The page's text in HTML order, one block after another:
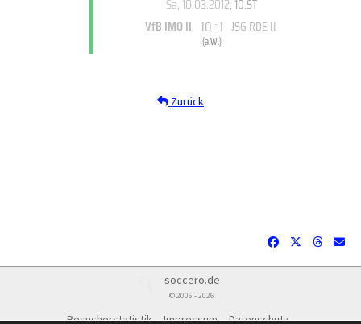
Sa, 10.03.2012, 10.ST
VfB IMO II 10 : 1
(a.W.)
JSG RDE II
Zurück
soccero.de
© 2006 - 2026
Besucherstatistik Impressum Datenschutz